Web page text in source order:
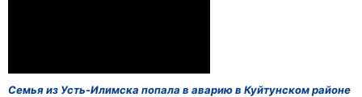
Семья из Усть-Илимска попала в аварию в Куйтунском районе